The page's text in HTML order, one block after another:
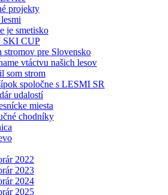
projekty
je smetisko
SKI CUP
pre Slovensko
vtáctvu našich lesov
som strom
spoločne s LESMI SR
udalostí
miesta
chodníky
2022
2023
2024
2025